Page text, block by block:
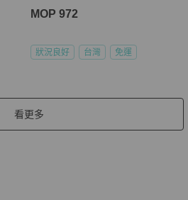
MOP 972
狀況良好 台灣 免運
看更多